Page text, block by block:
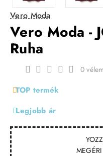
Vero Moda
Vero Moda -
Ruha
TOP termék
Legjobb ár
0